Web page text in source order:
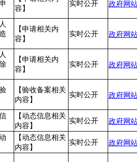
容】
实时公开 政府网
【申请相关内
容】
实时公开 政府网
【申请相关内
容】
实时公开 政府网
【验收备案相关
内容】
实时公开 政府网
【动态信息相关
内容】
实时公开 政府网
【动态信息相关
内容】
实时公开 政府网